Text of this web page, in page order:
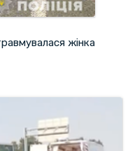
жінка